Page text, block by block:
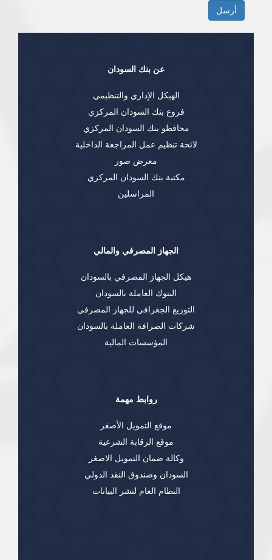
الخيارات
أرسل
عن بنك السودان
الهيكل الإداري والتنظيمي
فروع بنك السودان المركزي
محافظو بنك السودان المركزي
لائحة تنظيم عمل المراجعة الداخلية
معرض صور
مكتبة بنك السودان المركزي
المراسلين
الجهاز المصرفي والمالي
هيكل الجهاز المصرفي بالسودان
البنوك العاملة بالسودان
التوزيع الجغرافي للجهاز المصرفي
شركات الصرافة العاملة بالسودان
المؤسسات المالية
روابط مهمة
موقع التمويل الأصغر
موقع الرقابة الشرعية
وكالة ضمان التمويل الاصغر
السودان وصندوق النقد الدولي
النظام العام لنشر البيانات